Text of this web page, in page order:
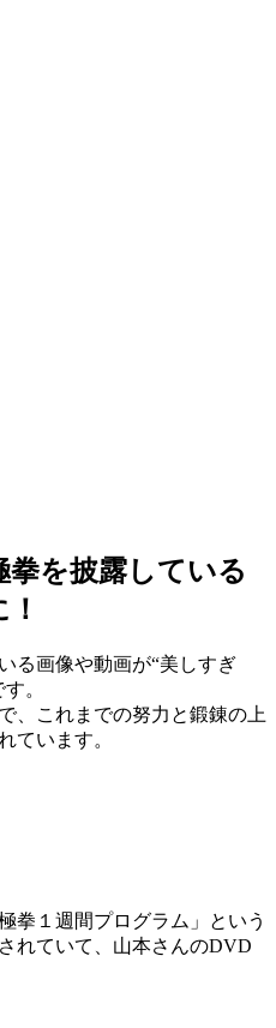
拳を披露している
る画像や動画が“美しすぎ
。
、これまでの努力と鍛錬の上
ています。
拳１週間プログラム」という
れていて、山本さんのDVD